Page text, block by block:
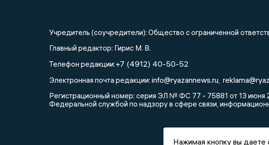
Учредитель (соучредители): Общество с ограниченной
Главный редактор: Гирис М. В.
Телефон редакции:+7 (4912) 40-50-52
Электронная почта редакции: info@ryazannews.ru
Регистрационный номер: серия ЭЛ № ФС 77 - 75881 от 13 июня
Федеральной службой по надзору в сфере связи,
Нажимая кнопку вы даете